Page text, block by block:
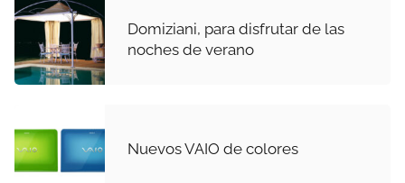
Domiziani, para disfrutar de las
noches de verano
Nuevos VAIO de colores